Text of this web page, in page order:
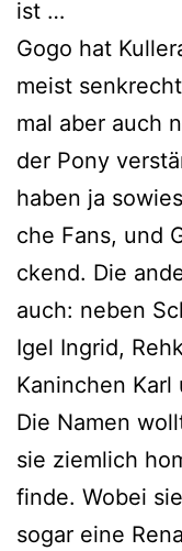
ist …
Gogo hat
meist
mal aber auch
der Pony
haben ja
che Fans, und
ckend. Die
auch: neben
Igel Ingrid,
Kaninchen
Die Namen
sie ziem­lich
fin­de. Wobei
sogar eine